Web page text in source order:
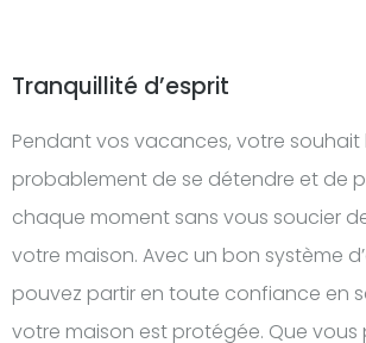
Tranquillité d’esprit
Pendant vos vacances, votre souhait
probablement de se détendre et de
chaque moment sans vous soucier
votre maison. Avec un bon système
pouvez partir en toute confiance en
votre maison est protégée. Que vous